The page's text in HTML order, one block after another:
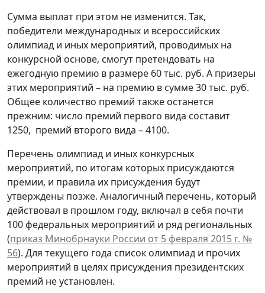
Сумма выплат при этом не изменится. Так,
победители международных и всероссийских
олимпиад и иных мероприятий, проводимых на
конкурсной основе, смогут претендовать на
ежегодную премию в размере 60 тыс. руб. А призеры
этих мероприятий – на премию в сумме 30 тыс. руб.
Общее количество премий также останется
прежним: число премий первого вида составит
1250, премий второго вида – 4100.
Перечень олимпиад и иных конкурсных
мероприятий, по итогам которых присуждаются
премии, и правила их присуждения будут
утверждены позже. Аналогичный перечень, который
действовал в прошлом году, включал в себя почти
100 федеральных мероприятий и ряд региональных
(приказ Минобрнауки России от 5 февраля 2015 г. №
56). Для текущего года список олимпиад и прочих
мероприятий в целях присуждения президентских
премий не установлен.